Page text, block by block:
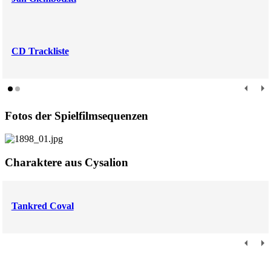
CD Trackliste
Fotos der Spielfilmsequenzen
Charaktere aus Cysalion
Tankred Coval